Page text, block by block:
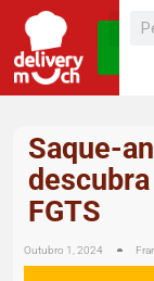
Saque-
FGTS
Outubro 1, 2024